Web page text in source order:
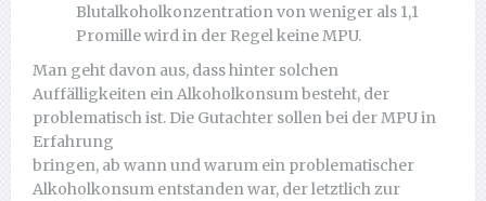
Blutalkoholkonzentration von weniger als 1,1
Promille wird in der Regel keine MPU.
Man geht davon aus, dass hinter solchen
Auffälligkeiten ein Alkoholkonsum besteht, der
problematisch ist. Die Gutachter sollen bei der MPU in
Erfahrung
bringen, ab wann und warum ein problematischer
Alkoholkonsum entstanden war, der letztlich zur